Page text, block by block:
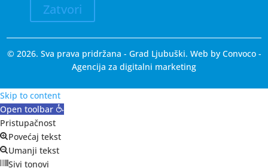
Zatvori
© 2026. Sva prava pridržana - Grad Ljubuški. Web by Convoco-
Agencija za digitalni marketing
Skip to content
Open toolbar
Pristupačnost
Povećaj tekst
Umanji tekst
Sivi tonovi